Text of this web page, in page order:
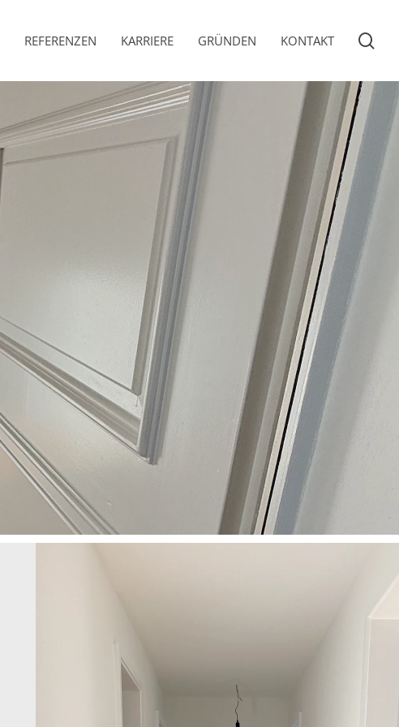
REFERENZEN KARRIERE GRÜNDEN KONTAKT